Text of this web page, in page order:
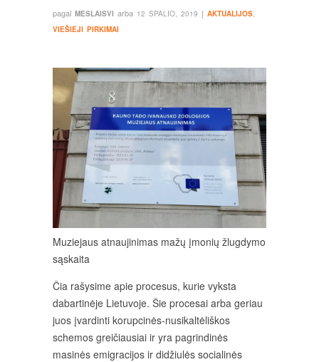
pagal MESLAISVI arba 12 SPALIO, 2019 į AKTUALIJOS,
VIEŠIEJI PIRKIMAI
Muziejaus atnaujinimas mažų įmonių žlugdymo
sąskaita
Čia rašysime apie procesus, kurie vyksta
dabartinėje Lietuvoje. Šie procesai arba geriau
juos įvardinti korupcinės-nusikaltėliškos
schemos greičiausiai ir yra pagrindinės
masinės emigracijos ir didžiulės socialinės